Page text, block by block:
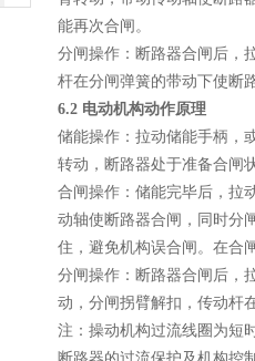
能再次合闸。
分闸操作：断路器合闸后，
杆在分闸弹簧的带动下使断
6.2 电动机构动作原理
储能操作：拉动储能手柄，
转动，断路器处于准备合闸
合闸操作：储能完毕后，拉
动轴使断路器合闸，同时分
住，避免机构误合闸。在合
分闸操作：断路器合闸后，
动，分闸拐臂解扣，传动杆
注：操动机构过流线圈为短